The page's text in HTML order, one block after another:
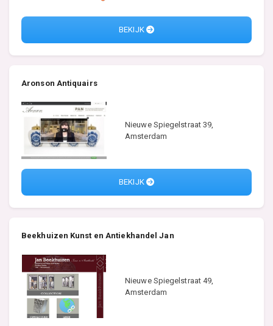
BEKIJK
Aronson Antiquairs
Nieuwe Spiegelstraat 39,
Amsterdam
BEKIJK
Beekhuizen Kunst en Antiekhandel Jan
Nieuwe Spiegelstraat 49,
Amsterdam